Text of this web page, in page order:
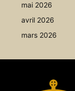
mai 2026
avril 2026
mars 2026